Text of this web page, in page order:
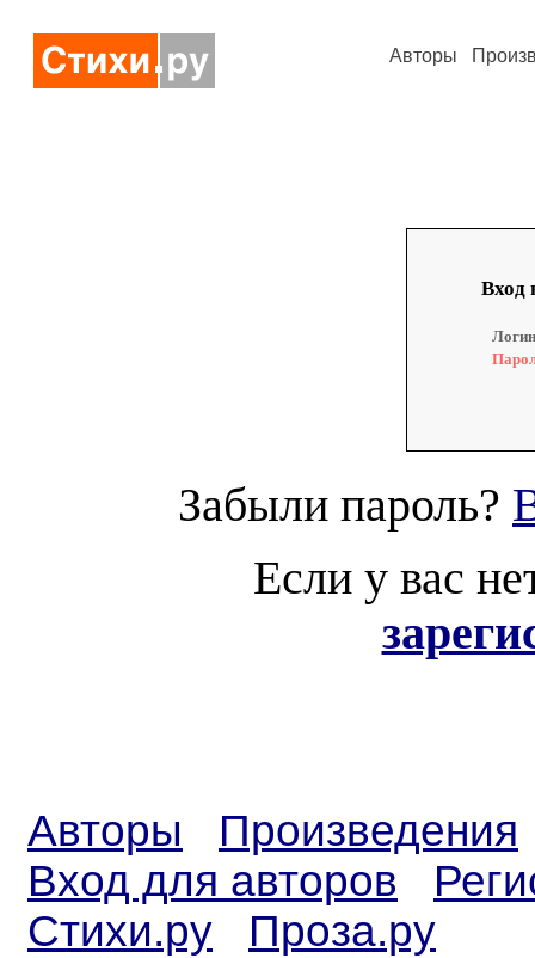
Авторы
Вход
Забыли пароль?
Если у вас
Авторы
Произведения
Вход для авторов
Стихи.ру
Проза.ру